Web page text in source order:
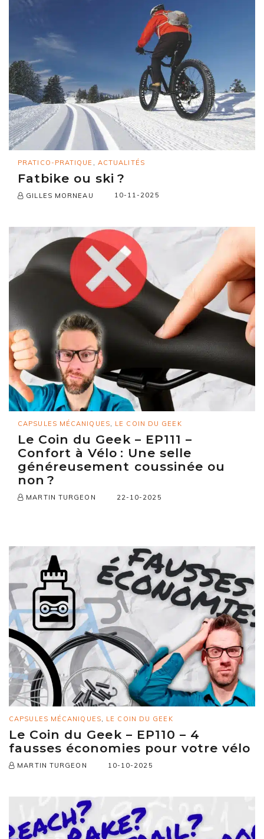
PRATICO-PRATIQUE , ACTUALITÉS
Fatbike ou ski ?
GILLES MORNEAU 10-11-2025
CAPSULES MÉCANIQUES, LE COIN DU GEEK
Le Coin du Geek – EP111 –
Confort à Vélo : Une selle
généreusement coussinée ou
non ?
MARTIN TURGEON 22-10-2025
CAPSULES MÉCANIQUES, LE COIN DU GEEK
Le Coin du Geek – EP110 – 4
fausses économies pour votre vélo
MARTIN TURGEON 10-10-2025